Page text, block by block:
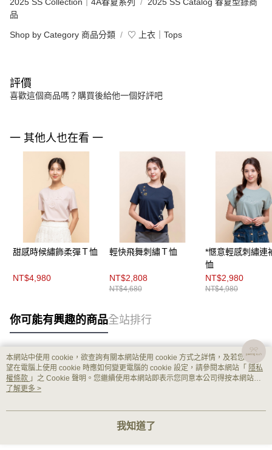
品
Shop by Category 商品分類 ♡ 上衣｜Tops
評價
喜歡這個商品嗎？購買後給他一個好評吧
一 其他人也在看 一
甜感時候繡飾柔彈Ｔ恤
NT$4,980
輕快飛舞刺繡Ｔ恤
NT$2,808
NT$4,680
*愜意輕感刺繡連
恤
NT$2,980
NT$4,980
你可能有興趣的商品全站排行
熱門標籤
本網站中使用 cookie，欲查詢有關本網站使用 cookie 方式之詳情，及若您不希
望在電腦上使用 cookie 時應如何變更電腦的 cookie 設定，請參閱本網站「 隱私
權條款 」之 Cookie 聲明。您繼續使用本網站即表示您同意本公司得按本網站使
用條款之 Cookie 聲明使用 cookie。
了解更多 >
我知道了